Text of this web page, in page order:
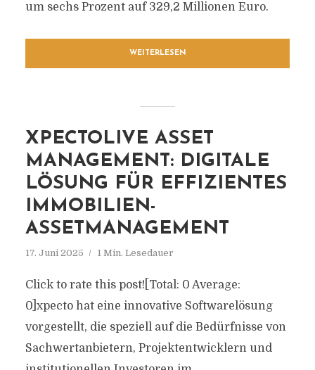
um sechs Prozent auf 329,2 Millionen Euro.
WEITERLESEN
XPECTOLIVE ASSET
MANAGEMENT: DIGITALE
LÖSUNG FÜR EFFIZIENTES
IMMOBILIEN-
ASSETMANAGEMENT
17. Juni 2025 1 Min. Lesedauer
Click to rate this post![Total: 0 Average:
0]xpecto hat eine innovative Softwarelösung
vorgestellt, die speziell auf die Bedürfnisse von
Sachwertanbietern, Projektentwicklern und